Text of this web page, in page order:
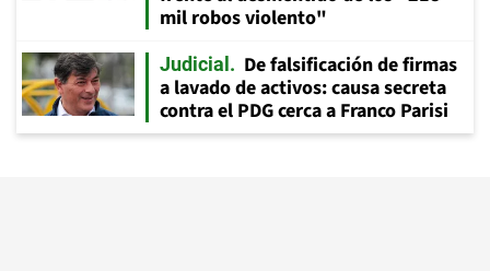
mil robos violento"
Judicial
De falsificación de firmas
a lavado de activos: causa secreta
contra el PDG cerca a Franco Parisi